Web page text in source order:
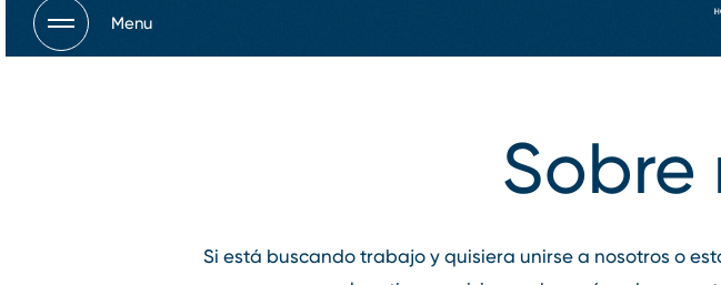
Menu
Sobre
Si está buscando trabajo y quisiera unirse a nosotros o